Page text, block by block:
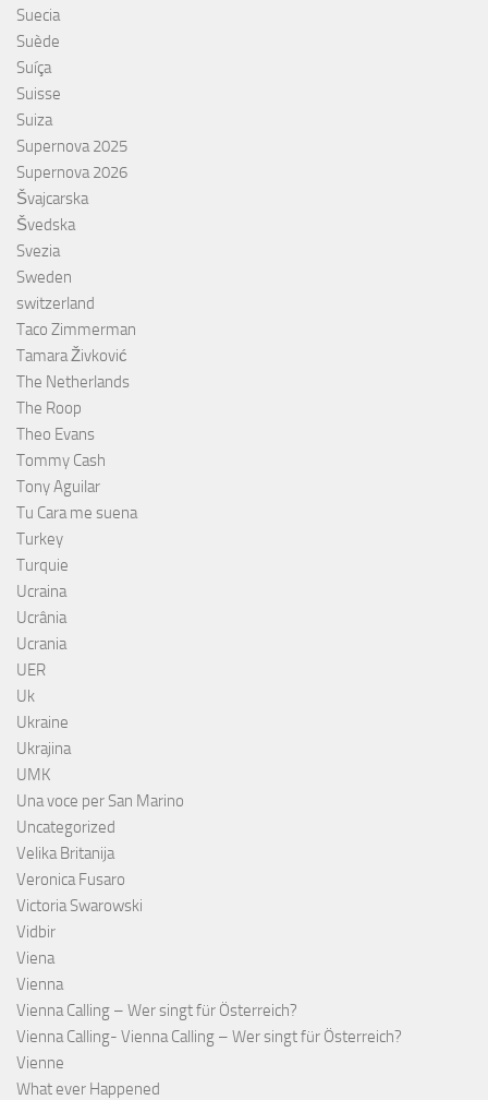
Suecia
Suède
Suíça
Suisse
Suiza
Supernova 2025
Supernova 2026
Švajcarska
Švedska
Svezia
Sweden
switzerland
Taco Zimmerman
Tamara Živković
The Netherlands
The Roop
Theo Evans
Tommy Cash
Tony Aguilar
Tu Cara me suena
Turkey
Turquie
Ucraina
Ucrânia
Ucrania
UER
Uk
Ukraine
Ukrajina
UMK
Una voce per San Marino
Uncategorized
Velika Britanija
Veronica Fusaro
Victoria Swarowski
Vidbir
Viena
Vienna
Vienna Calling – Wer singt für Österreich?
Vienna Calling- Vienna Calling – Wer singt für Österreich?
Vienne
What ever Happened